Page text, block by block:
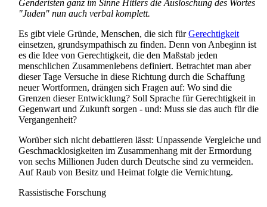
Genderisten ganz im Sinne Hitlers die Auslöschung des Wortes
"Juden" nun auch verbal komplett.
Es gibt viele Gründe, Menschen, die sich fürGerechtigkeit
einsetzen, grund­sympathisch zu finden. Denn von Anbeginn ist
es die Idee von Gerechtigkeit, die den Maßstab jeden
menschlichen Zusammen­lebens definiert. Betrachtet man aber
dieser Tage Versuche in diese Richtung durch die Schaffung
neuer Wortformen, drängen sich Fragen auf: Wo sind die
Grenzen dieser Entwicklung? Soll Sprache für Gerechtigkeit in
Gegenwart und Zukunft sorgen - und: Muss sie das auch für die
Vergangenheit?
Worüber sich nicht debattieren lässt: Unpassende Vergleiche und
Geschmack­losig­keiten im Zusammenhang mit der Ermordung
von sechs Millionen Juden durch Deutsche sind zu vermeiden.
Auf Raub von Besitz und Heimat folgte die Vernichtung.
Rassistische Forschung